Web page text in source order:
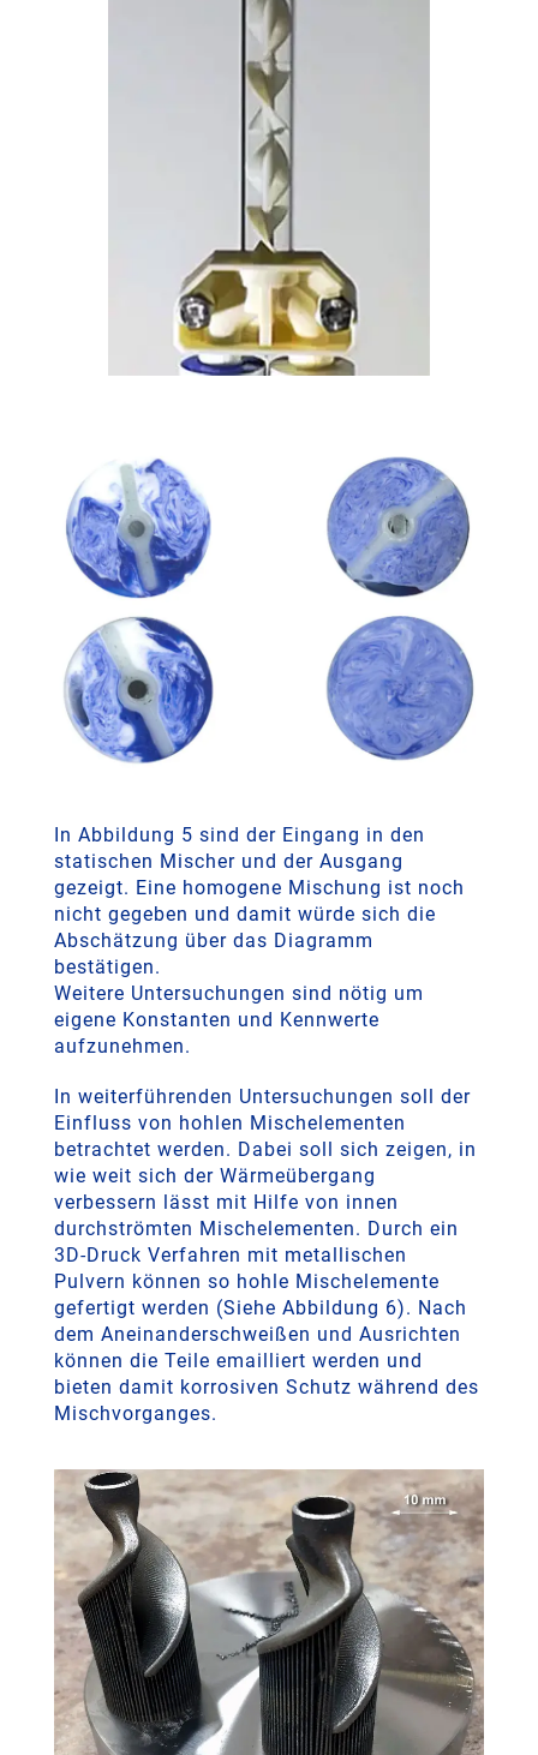
In Abbildung 5 sind der Eingang in den
statischen Mischer und der Ausgang
gezeigt. Eine homogene Mischung ist noch
nicht gegeben und damit würde sich die
Abschätzung über das Diagramm
bestätigen.
Weitere Untersuchungen sind nötig um
eigene Konstanten und Kennwerte
aufzunehmen.
In weiterführenden Untersuchungen soll der
Einfluss von hohlen Mischelementen
betrachtet werden. Dabei soll sich zeigen, in
wie weit sich der Wärmeübergang
verbessern lässt mit Hilfe von innen
durchströmten Mischelementen. Durch ein
3D-Druck Verfahren mit metallischen
Pulvern können so hohle Mischelemente
gefertigt werden (Siehe Abbildung 6). Nach
dem Aneinanderschweißen und Ausrichten
können die Teile emailliert werden und
bieten damit korrosiven Schutz während des
Mischvorganges.